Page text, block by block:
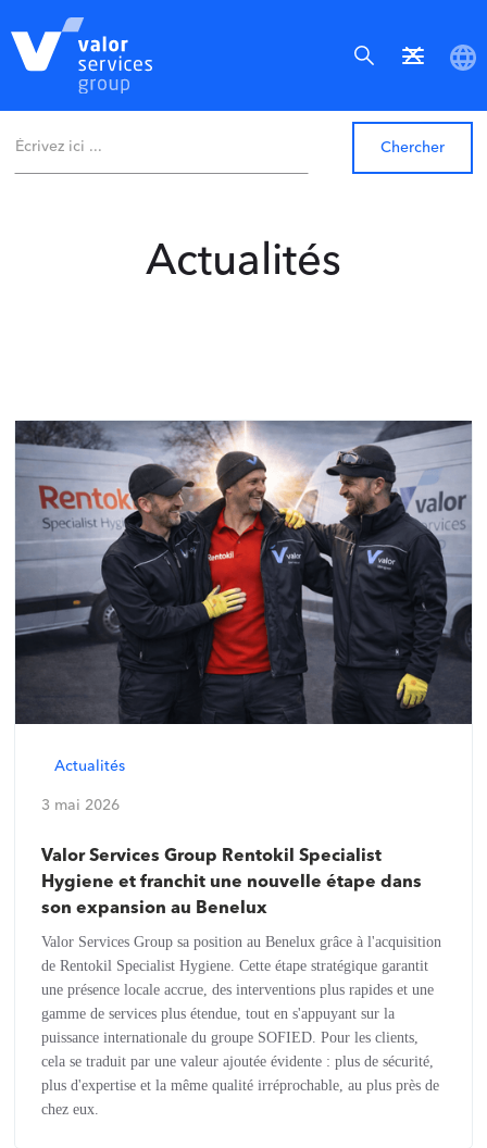
Actualités
Actualités
3 mai 2026
Valor Services Group Rentokil Specialist
Hygiene et franchit une nouvelle étape dans
son expansion au Benelux
Valor Services Group sa position au Benelux grâce à l'acquisition
de Rentokil Specialist Hygiene. Cette étape stratégique garantit
une présence locale accrue, des interventions plus rapides et une
gamme de services plus étendue, tout en s'appuyant sur la
puissance internationale du groupe SOFIED. Pour les clients,
cela se traduit par une valeur ajoutée évidente : plus de sécurité,
plus d'expertise et la même qualité irréprochable, au plus près de
chez eux.